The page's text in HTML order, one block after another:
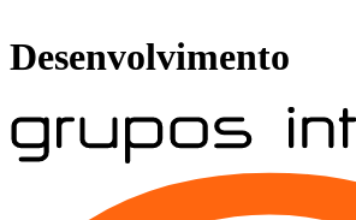
Desenvolvimento